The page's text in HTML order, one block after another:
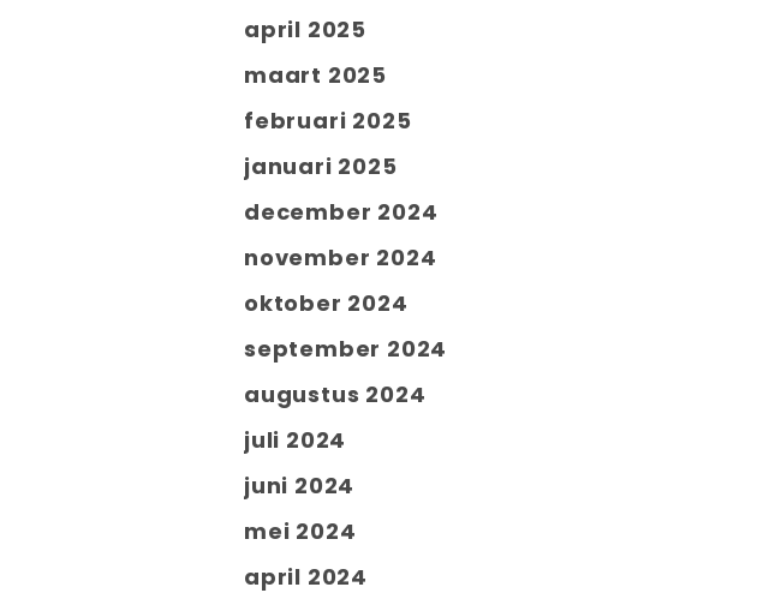
april 2025
maart 2025
februari 2025
januari 2025
december 2024
november 2024
oktober 2024
september 2024
augustus 2024
juli 2024
juni 2024
mei 2024
april 2024